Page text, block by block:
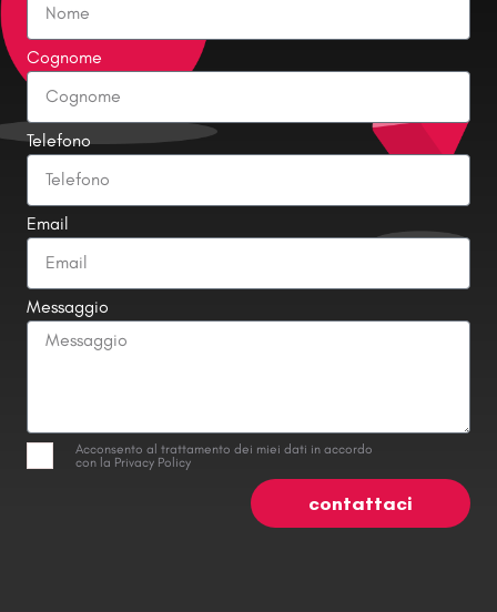
Cognome
Telefono
Email
Messaggio
Acconsento al trattamento dei miei dati in accordo
con la Privacy Policy
contattaci